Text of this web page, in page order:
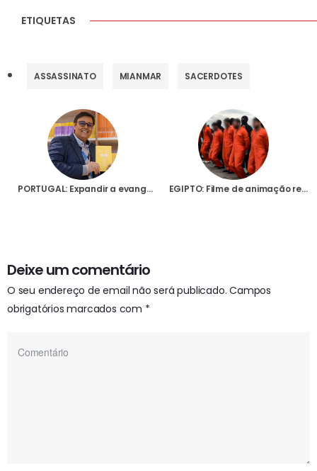
ETIQUETAS
ASSASSINATO MIANMAR SACERDOTES
PORTUGAL: Expandir a evangelização digital é um dos objectivos do novo líder da Fundação YOUCAT EGIPTO: Filme de animação recria a história do assassinato por jihadistas de 21 cristãos numa praia da Líbia
Deixe um comentário
O seu endereço de email não será publicado. Campos
obrigatórios marcados com *